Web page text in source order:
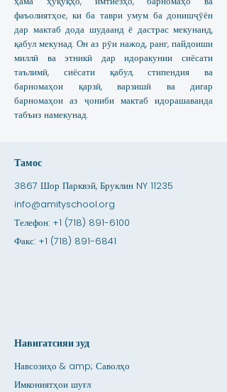
фаъолиятҳое, ки ба таври умум ба донишҷӯён
дар мактаб дода шудаанд ё дастрас мекунанд,
қабул мекунад. Он аз рӯи нажод, ранг, пайдоиши
миллӣ ва этникӣ дар идоракунии сиёсати
таълимӣ, сиёсати қабул, стипендия ва
барномаҳои қарзӣ, варзишӣ ва дигар
барномаҳои аз ҷониби мактаб идорашаванда
табъиз намекунад.
Тамос
3867 Шор Парквэй, Бруклин NY 11235
info@amityschool.org
Телефон: +1 (718) 891-6100
Факс: +1 (718) 891-6841
Навигатсияи зуд
Навсозиҳо & amp; Саволҳо
Имкониятҳои шуғл